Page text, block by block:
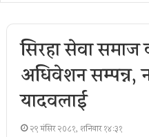
सिरहा सेवा समाज
अधिवेशन सम्पन्न,
यादवलाई
२९ मंसिर २०८१, शनिबार १४:३१